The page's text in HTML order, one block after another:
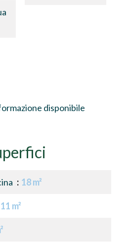
disponibile
18 m²
11 m²